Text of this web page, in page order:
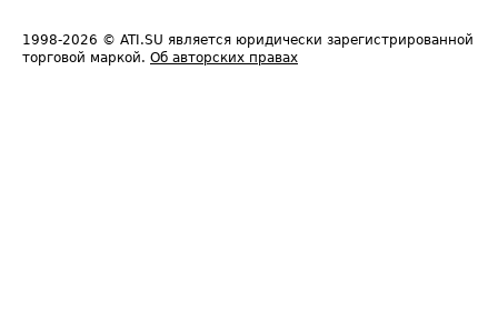
1998-2026 © ATI.SU является юридически зарегистрированной
торговой маркой. Об авторских правах